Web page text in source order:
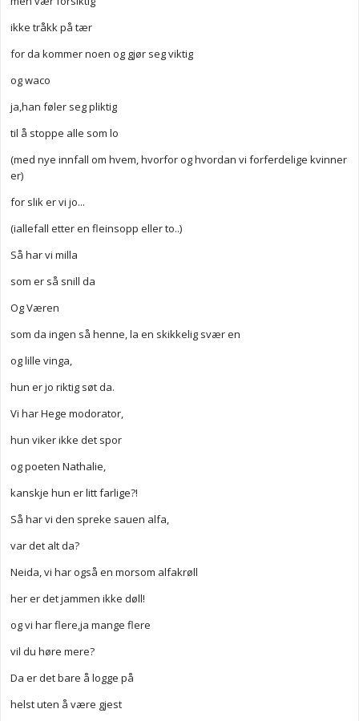
ikke tråkk på tær
for da kommer noen og gjør seg viktig
og waco
ja,han føler seg pliktig
til å stoppe alle som lo
(med nye innfall om hvem, hvorfor og hvordan vi forferdelige kvinner
er)
for slik er vi jo...
(iallefall etter en fleinsopp eller to..)
Så har vi milla
som er så snill da
Og Væren
som da ingen så henne, la en skikkelig svær en
og lille vinga,
hun er jo riktig søt da.
Vi har Hege modorator,
hun viker ikke det spor
og poeten Nathalie,
kanskje hun er litt farlige?!
Så har vi den spreke sauen alfa,
var det alt da?
Neida, vi har også en morsom alfakrøll
her er det jammen ikke døll!
og vi har flere,ja mange flere
vil du høre mere?
Da er det bare å logge på
helst uten å være gjest